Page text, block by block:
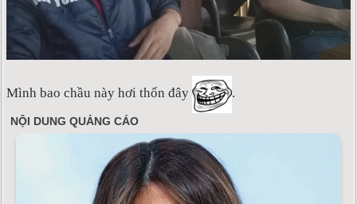
Mình bao chầu này hơi thốn đây .